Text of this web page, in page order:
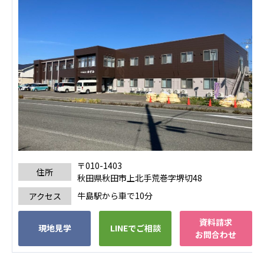
Mediclude 株式会社アジアメデカ元気事業団
株式会社フラワーコミュニティ放送
Medicare Lead Japan
株式会社日本医科学研究所
特定非営利活動法人共生フォーラム
一般社団法人フードラボジャパン
特定非営利活動法人日本医療福祉機構
株式会社アメックファーマシー
住所
〒010-1403
秋田県秋田市上北手荒巻字堺切48
アクセス
牛島駅から車で10分
現地見学 LINEでご相談
資料請求
お問合わせ